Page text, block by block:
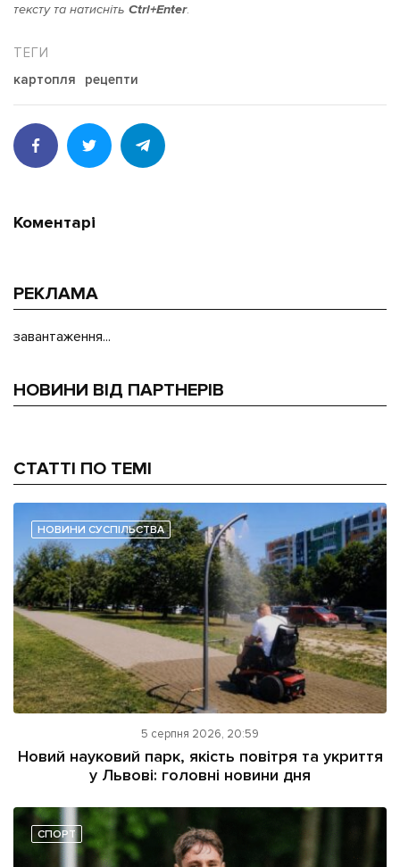
тексту та натисніть Ctrl+Enter.
картопля рецепти
Коментарі
РЕКЛАМА
завантаження...
НОВИНИ ВІД ПАРТНЕРІВ
СТАТТІ ПО ТЕМІ
НОВИНИ СУСПІЛЬСТВА
5 серпня 2026, 20:59
Новий науковий парк, якість повітря та укриття
у Львові: головні новини дня
СПОРТ